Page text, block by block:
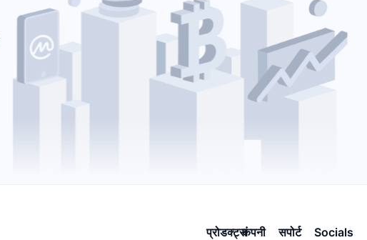
प्रोडक्ट्सकंपनी सपोर्ट Socials